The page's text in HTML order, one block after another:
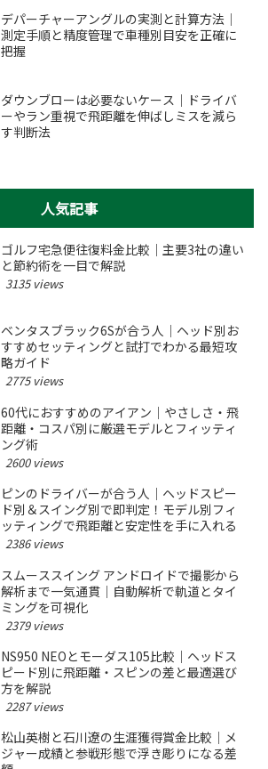
デパーチャーアングルの実測と計算方法｜
測定手順と精度管理で車種別目安を正確に
把握
ダウンブローは必要ないケース｜ドライバ
ーやラン重視で飛距離を伸ばしミスを減ら
す判断法
人気記事
ゴルフ宅急便往復料金比較｜主要3社の違い
と節約術を一目で解説
3135 views
ベンタスブラック6Sが合う人｜ヘッド別お
すすめセッティングと試打でわかる最短攻
略ガイド
2775 views
60代におすすめのアイアン｜やさしさ・飛
距離・コスパ別に厳選モデルとフィッティ
ング術
2600 views
ピンのドライバーが合う人｜ヘッドスピー
ド別＆スイング別で即判定！モデル別フィ
ッティングで飛距離と安定性を手に入れる
2386 views
スムーススイング アンドロイドで撮影から
解析まで一気通貫｜自動解析で軌道とタイ
ミングを可視化
2379 views
NS950 NEOとモーダス105比較｜ヘッドス
ピード別に飛距離・スピンの差と最適選び
方を解説
2287 views
松山英樹と石川遼の生涯獲得賞金比較｜メ
ジャー成績と参戦形態で浮き彫りになる差